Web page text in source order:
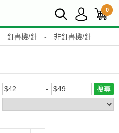
0
釘書機/針 - 非釘書機/針